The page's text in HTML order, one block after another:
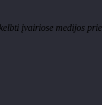
įvairiose medijos